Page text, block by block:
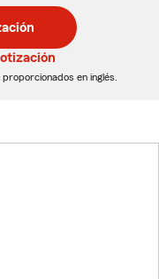
en inglés.